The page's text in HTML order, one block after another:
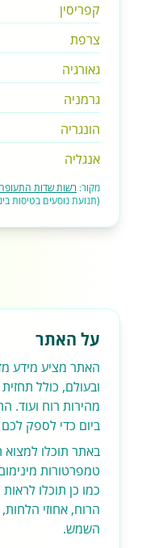
קפריסין
צרפת
גאורגיה
גרמניה
הונגריה
אנגליה
מקור: רשות שדות התעופה – דו"ח שנתי
(תנועת נוסעים בטיסות
על האתר
האתר מציע מידע
ובעולם, כולל
מהירות רוח
ביום כדי לספק
טמפרטורות
כמו כן תוכלו
הרוח, אחוזי הלחות,
השמש.